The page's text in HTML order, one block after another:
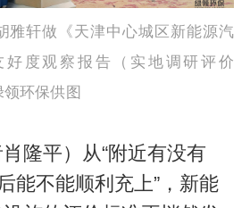
雅轩做《天津中心城区新能源汽
度观察报告（实地调研评价
环保供图
隆平）从“附近有没有
能不能顺利充上”，新能